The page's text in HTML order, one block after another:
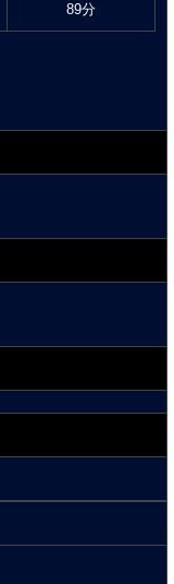
89分